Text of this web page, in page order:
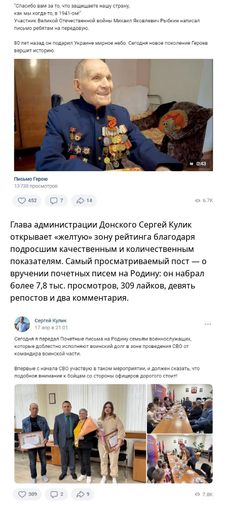
Глава администрации Донского Сергей Кулик
открывает «желтую» зону рейтинга благодаря
подросшим качественным и количественным
показателям. Самый просматриваемый пост — о
вручении почетных писем на Родину: он набрал
более 7,8 тыс. просмотров, 309 лайков, девять
репостов и два комментария.